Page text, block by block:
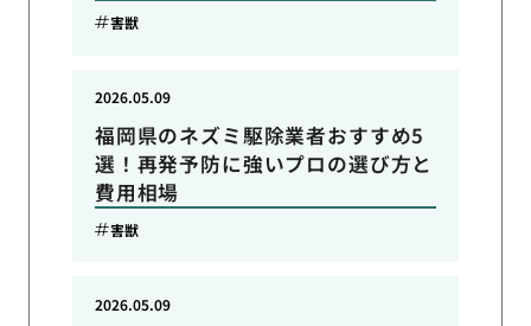
害獣
福岡県のネズミ駆除業者おすすめ5
選！再発予防に強いプロの選び方と
費用相場
2026.05.09
害獣
2026.05.09